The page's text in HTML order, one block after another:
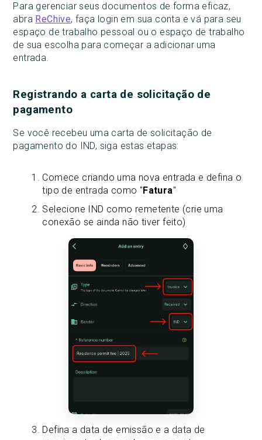
Para gerenciar seus documentos de forma eficaz,
abra ReChive, faça login em sua conta e vá para seu
espaço de trabalho pessoal ou o espaço de trabalho
de sua escolha para começar a adicionar uma
entrada.
Registrando a carta de solicitação de
pagamento
Se você recebeu uma carta de solicitação de
pagamento do IND, siga estas etapas:
Comece criando uma nova entrada e defina o
tipo de entrada como "Fatura"
Selecione IND como remetente (crie uma
conexão se ainda não tiver feito)
Defina a data de emissão e a data de